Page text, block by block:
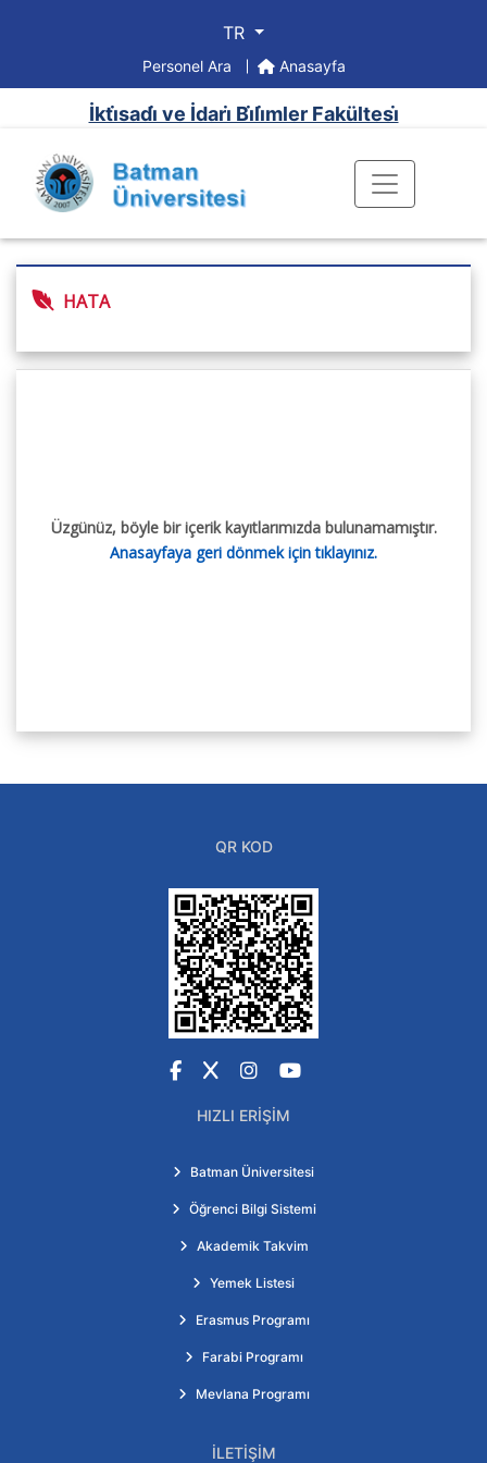
TR
Personel Ara Anasayfa
İkti̇sadi̇ ve İdari̇ Bi̇li̇mler Fakültesi̇
HATA
Üzgünüz, böyle bir içerik kayıtlarımızda bulunamamıştır.
Anasayfaya geri dönmek için tıklayınız.
QR KOD
Facebook
X Instagram
YouTube
HIZLI ERIŞIM
Batman Üniversitesi
Öğrenci Bilgi Sistemi
Akademik Takvim
Yemek Listesi
Erasmus Programı
Farabi Programı
Mevlana Programı
İLETIŞIM